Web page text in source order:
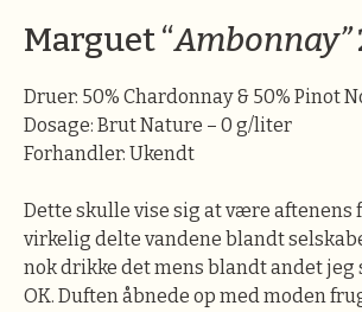
Marguet “Ambonnay”
Druer: 50% Chardonnay & 50% Pinot
Dosage: Brut Nature – 0 g/liter
Forhandler: Ukendt
Dette skulle vise sig at være aftenens
virkelig delte vandene blandt
nok drikke det mens blandt andet jeg
OK. Duften åbnede op med moden